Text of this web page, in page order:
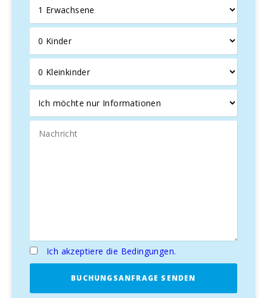
andere reizvolle Strände zu entdecken, die nur 5 km
wie die römische Stadt Pollentia, ihr römisches Theater
und die mittelalterliche Stadt Alcudia mit ihrer markanten
historischen Stadtmauer zu entdecken.
Port d’Alcudia, früher ein kleines Fischerdorf, ist heute ein
lebendiges und charmantes Reiseziel. Die Uferpromenade,
die mit Architektur- und Stadtplanungs-Auszeichnungen
prämiert wurde, lädt zu einem Spaziergang zwischen
Vielzahl von Dienstleistungen, von Bootsverleih und
Segelkursen bis hin zu einem Wasserpark für die
Unterhaltung der Kleinen.
In der Umgebung gibt es fast zwanzig Strände und
Ich akzeptiere die Bedingungen.
BUCHUNGSANFRAGE SENDEN